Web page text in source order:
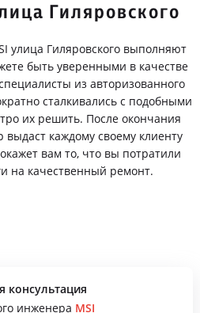
Гиляровского
улица Гиляровского выполняют
быть уверенными в качестве
из авторизованного
сталкивались с подобными
их решить. После окончания
каждому своему клиенту
вам то, что вы потратили
на качественный ремонт.
консультация
инженера MSI